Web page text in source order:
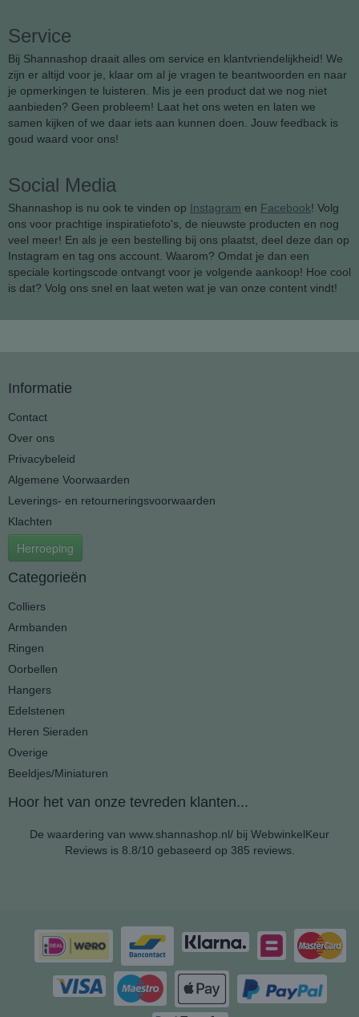
Service
Bij Shannashop draait alles om service en klantvriendelijkheid! We
zijn er altijd voor je, klaar om al je vragen te beantwoorden en naar
je opmerkingen te luisteren. Mis je een product dat we nog niet
aanbieden? Geen probleem! Laat het ons weten en laten we
samen kijken of we daar iets aan kunnen doen. Jouw feedback is
goud waard voor ons!
Social Media
Shannashop is nu ook te vinden op Instagram en Facebook! Volg
ons voor prachtige inspiratiefoto's, de nieuwste producten en nog
veel meer! En als je een bestelling bij ons plaatst, deel deze dan op
Instagram en tag ons account. Waarom? Omdat je dan een
speciale kortingscode ontvangt voor je volgende aankoop! Hoe cool
is dat? Volg ons snel en laat weten wat je van onze content vindt!
Informatie
Contact
Over ons
Privacybeleid
Algemene Voorwaarden
Leverings- en retourneringsvoorwaarden
Klachten
Herroeping
Categorieën
Colliers
Armbanden
Ringen
Oorbellen
Hangers
Edelstenen
Heren Sieraden
Overige
Beeldjes/Miniaturen
Hoor het van onze tevreden klanten...
De waardering van www.shannashop.nl/ bij WebwinkelKeur
Reviewsis 8.8/10 gebaseerd op 385 reviews.